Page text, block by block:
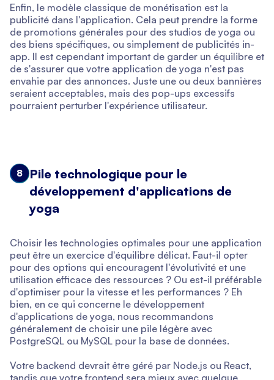
Enfin, le modèle classique de monétisation est la
publicité dans l'application. Cela peut prendre la forme
de promotions générales pour des studios de yoga ou
des biens spécifiques, ou simplement de publicités in-
app. Il est cependant important de garder un équilibre et
de s'assurer que votre application de yoga n'est pas
envahie par des annonces. Juste une ou deux bannières
seraient acceptables, mais des pop-ups excessifs
pourraient perturber l'expérience utilisateur.
8
Pile technologique pour le
développement d'applications de
yoga
Choisir les technologies optimales pour une application
peut être un exercice d'équilibre délicat. Faut-il opter
pour des options qui encouragent l'évolutivité et une
utilisation efficace des ressources ? Ou est-il préférable
d'optimiser pour la vitesse et les performances ? Eh
bien, en ce qui concerne le développement
d'applications de yoga, nous recommandons
généralement de choisir une pile légère avec
PostgreSQL ou MySQL pour la base de données.
Votre backend devrait être géré par Node.js ou React,
tandis que votre frontend sera mieux avec quelque